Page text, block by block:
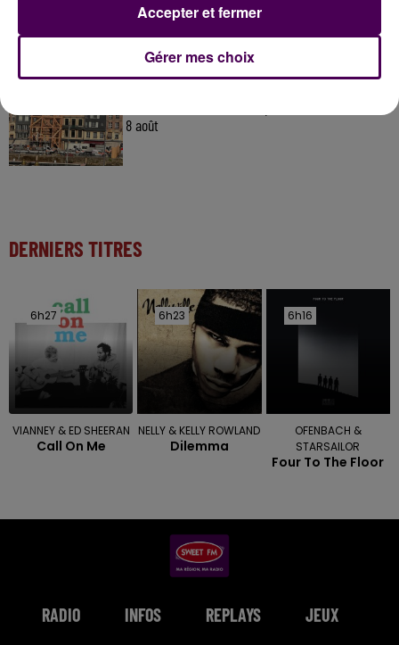
Inscrivez-vous au casting The Voice & The Voice
Kids !
8 août
DERNIERS TITRES
6h27
6h27
VIANNEY & ED SHEERAN
Call On Me
6h23
6h23
NELLY & KELLY ROWLAND
Dilemma
6h16
6h16
OFENBACH &
STARSAILOR
Four To The Floor
RADIO INFOS REPLAYS JEUX
Gérer mes choix
Accepter et fermer